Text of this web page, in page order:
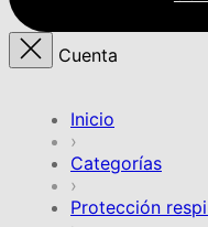
Cuenta
Inicio
›
Categorías
›
Protección